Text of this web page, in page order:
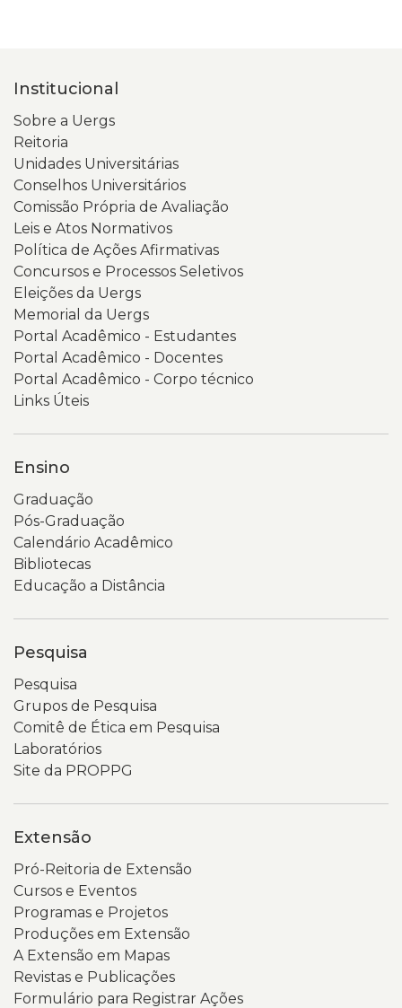
Institucional
Sobre a Uergs
Reitoria
Unidades Universitárias
Conselhos Universitários
Comissão Própria de Avaliação
Leis e Atos Normativos
Política de Ações Afirmativas
Concursos e Processos Seletivos
Eleições da Uergs
Memorial da Uergs
Portal Acadêmico - Estudantes
Portal Acadêmico - Docentes
Portal Acadêmico - Corpo técnico
Links Úteis
Ensino
Graduação
Pós-Graduação
Calendário Acadêmico
Bibliotecas
Educação a Distância
Pesquisa
Pesquisa
Grupos de Pesquisa
Comitê de Ética em Pesquisa
Laboratórios
Site da PROPPG
Extensão
Pró-Reitoria de Extensão
Cursos e Eventos
Programas e Projetos
Produções em Extensão
A Extensão em Mapas
Revistas e Publicações
Formulário para Registrar Ações